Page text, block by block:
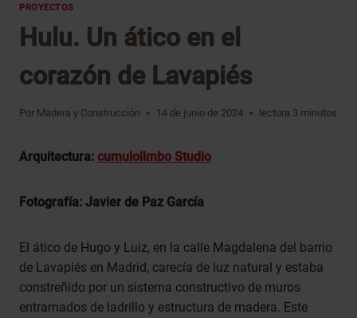
PROYECTOS
Hulu. Un ático en el
corazón de Lavapiés
Por Madera y Construcción 14 de junio de 2024 lectura 3 minutos
Arquitectura: cumulolimbo Studio
Fotografía: Javier de Paz García
El ático de Hugo y Luiz, en la calle Magdalena del barrio
de Lavapiés en Madrid, carecía de luz natural y estaba
constreñido por un sistema constructivo de muros
entramados de ladrillo y estructura de madera. Este